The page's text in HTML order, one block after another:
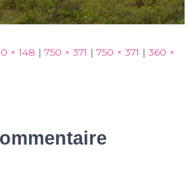
× 148 | 750 × 371 | 750 × 371 | 360 ×